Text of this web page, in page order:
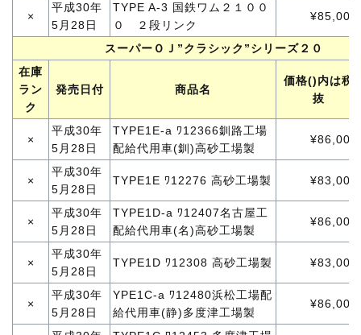
×
平成30年
5月28日
TYPE A-3 国鉄ワム２１００
０ ２段リンク
¥85,000
スーパーＯＪ”クラシック”シリーズ２０
在庫
ラン
ク
発売日付 商品名
価格()内は税
抜
×
平成30年
5月28日
TYPE1E-a ﾜ12366釧路工場
配給代用車(釧)高砂工場製
¥86,000
×
平成30年
5月28日
TYPE1E ﾜ12276 高砂工場製 ¥83,000
×
平成30年
5月28日
TYPE1D-a ﾜ12407名古屋工
配給代用車(名)高砂工場製
¥86,000
×
平成30年
5月28日
TYPE1D ﾜ12308 高砂工場製 ¥83,000
×
平成30年
5月28日
YPE1C-a ﾜ12480浜松工場配
給代用車(静)多度津工場製
¥86,000